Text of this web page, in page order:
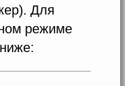
Для
режиме